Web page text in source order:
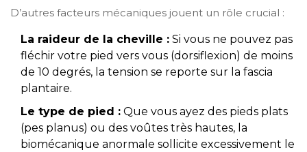
D’autres facteurs mécaniques jouent un rôle crucial :
La raideur de la cheville : Si vous ne pouvez pas
fléchir votre pied vers vous (dorsiflexion) de moins
de 10 degrés, la tension se reporte sur la fascia
plantaire.
Le type de pied : Que vous ayez des pieds plats
(pes planus) ou des voûtes très hautes, la
biomécanique anormale sollicite excessivement le